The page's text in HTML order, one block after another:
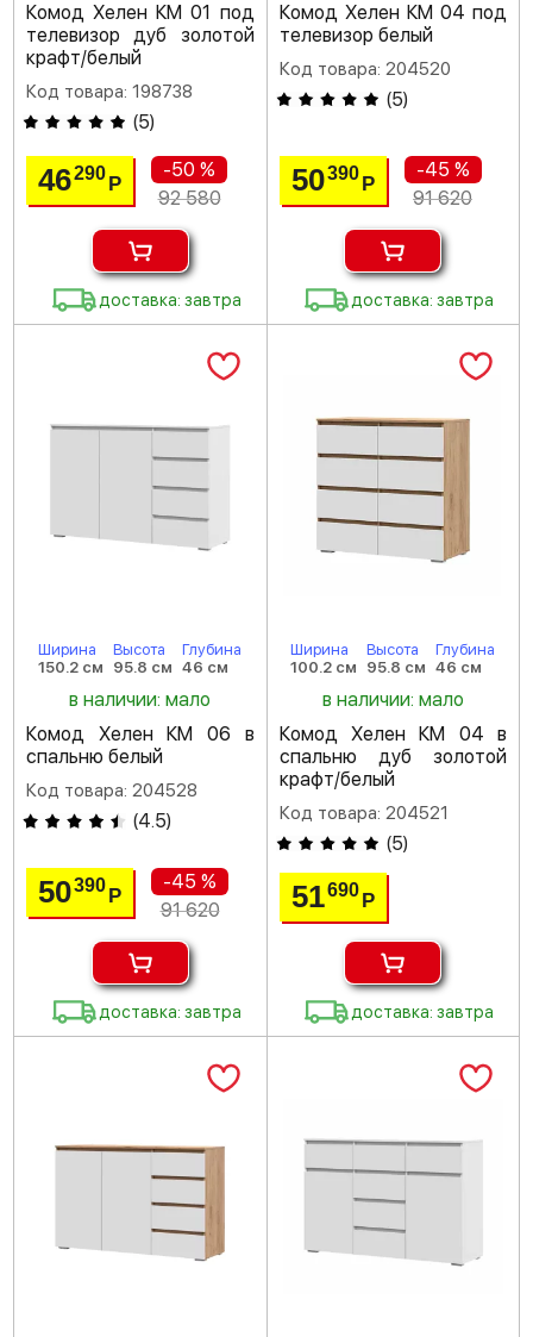
Комод Хелен КМ 01 под
телевизор дуб золотой
крафт/белый
Код товара: 198738
(5)
46290Р
-50 %
92 580
доставка: завтра
Комод Хелен КМ 04 под
телевизор белый
Код товара: 204520
(5)
50390 Р
-45 %
91 620
доставка: завтра
Ширина
150.2 см
Высота
95.8 см
Глубина
46 см
в наличии: мало
Комод Хелен КМ 06 в
спальню белый
Код товара: 204528
(4.5)
50390Р
-45 %
91 620
доставка: завтра
Ширина
100.2 см
Высота
95.8 см
Глубина
46 см
в наличии: мало
Комод Хелен КМ 04 в
спальню дуб золотой
крафт/белый
Код товара: 204521
(5)
51690 Р
доставка: завтра